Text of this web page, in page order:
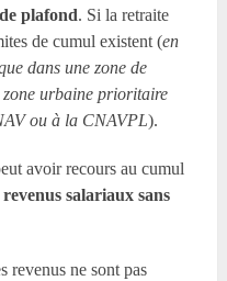
plafond. Si la retraite
de cumul existent (en
dans une zone de
urbaine prioritaire
ou à la CNAVPL).
avoir recours au cumul
revenus salariaux sans
revenus ne sont pas